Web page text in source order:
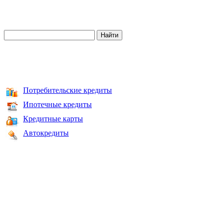
Потребительские кредиты
Ипотечные кредиты
Кредитные карты
Автокредиты